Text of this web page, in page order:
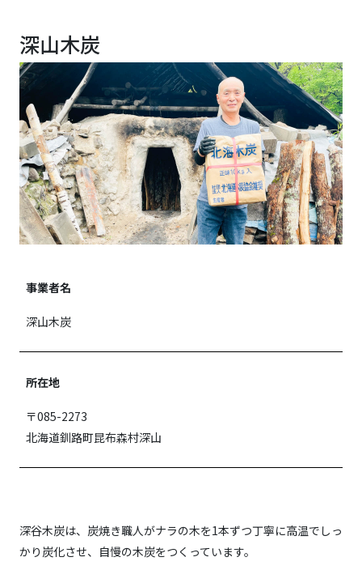
深山木炭
事業者名
深山木炭
所在地
〒085-2273
北海道釧路町昆布森村深山
深谷木炭は、炭焼き職人がナラの木を1本ずつ丁寧に高温でしっ
かり炭化させ、自慢の木炭をつくっています。